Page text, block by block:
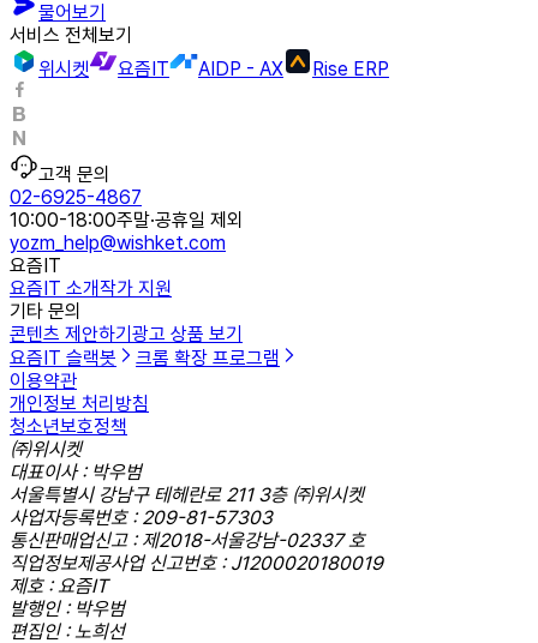
물어보기
서비스 전체보기
위시켓
요즘IT AIDP - AX Rise ERP
고객 문의
02-6925-4867
10:00-18:00주말·공휴일 제외
yozm_help@wishket.com
요즘IT
요즘IT 소개작가 지원
기타 문의
콘텐츠 제안하기 광고 상품 보기
요즘IT 슬랙봇
크롬 확장 프로그램
이용약관
개인정보 처리방침
청소년보호정책
㈜위시켓
대표이사 : 박우범
서울특별시 강남구 테헤란로 211 3층 ㈜위시켓
사업자등록번호 : 209-81-57303
통신판매업신고 : 제2018-서울강남-02337 호
직업정보제공사업 신고번호 : J1200020180019
제호 : 요즘IT
발행인 : 박우범
편집인 : 노희선